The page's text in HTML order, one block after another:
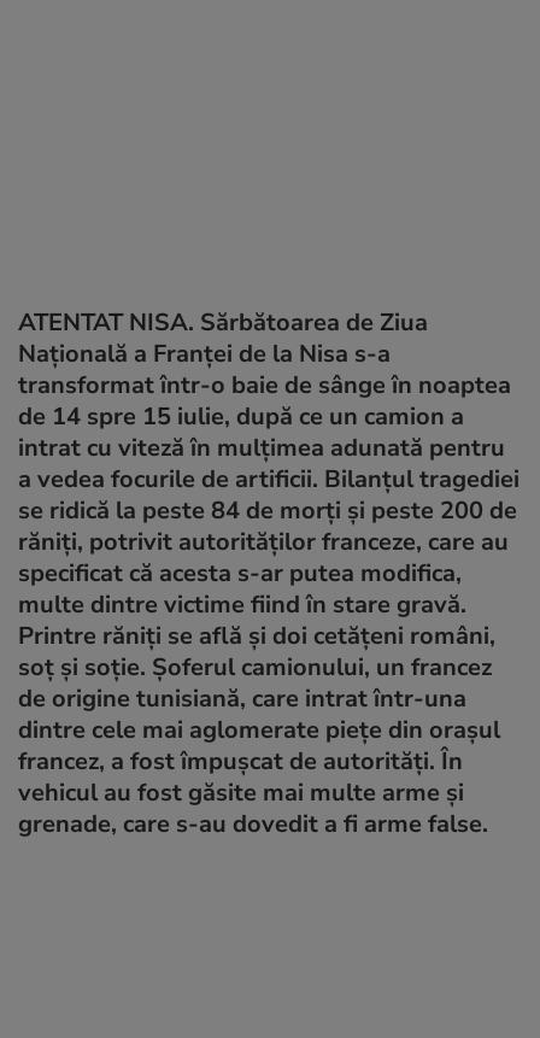
ATENTAT NISA. Sărbătoarea de Ziua
Națională a Franței de la Nisa s-a
transformat într-o baie de sânge în noaptea
de 14 spre 15 iulie, după ce un camion a
intrat cu viteză în mulțimea adunată pentru
a vedea focurile de artificii. Bilanțul tragediei
se ridică la peste 84 de morți și peste 200 de
răniți, potrivit autorităților franceze, care au
specificat că acesta s-ar putea modifica,
multe dintre victime fiind în stare gravă.
Printre răniți se află și doi cetățeni români,
soț și soție. Șoferul camionului, un francez
de origine tunisiană, care intrat într-una
dintre cele mai aglomerate piețe din orașul
francez, a fost împușcat de autorități. În
vehicul au fost găsite mai multe arme și
grenade, care s-au dovedit a fi arme false.